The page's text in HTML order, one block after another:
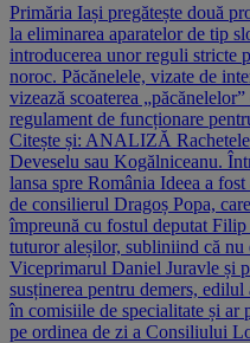
Primăria Iași pregătește două
la eliminarea aparatelor de tip
introducerea unor reguli stricte
noroc. Păcănelele, vizate de
vizează scoaterea
regulament de funcționare
Citește și: ANALIZĂ
Deveselu sau Kogălniceanu.
lansa spre România Ideea a
de consilierul Dragoș Popa,
împreună cu fostul deputat
tuturor aleșilor, subliniind că
Viceprimarul Daniel Juravle și
susținerea pentru demers,
în comisiile de specialitate și ar
pe ordinea de zi a Consiliului